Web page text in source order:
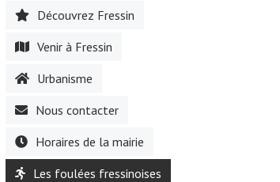
Découvrez Fressin
Venir à Fressin
Urbanisme
Nous contacter
Horaires de la mairie
Les foulées fressinoises